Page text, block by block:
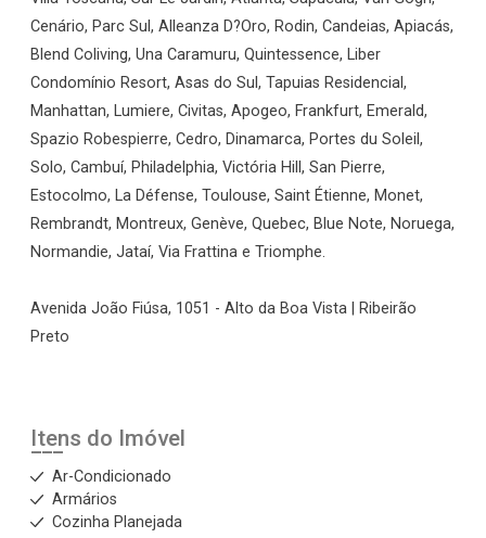
Cenário, Parc Sul, Alleanza D?Oro, Rodin, Candeias, Apiacás,
Blend Coliving, Una Caramuru, Quintessence, Liber
Condomínio Resort, Asas do Sul, Tapuias Residencial,
Manhattan, Lumiere, Civitas, Apogeo, Frankfurt, Emerald,
Spazio Robespierre, Cedro, Dinamarca, Portes du Soleil,
Solo, Cambuí, Philadelphia, Victória Hill, San Pierre,
Estocolmo, La Défense, Toulouse, Saint Étienne, Monet,
Rembrandt, Montreux, Genève, Quebec, Blue Note, Noruega,
Normandie, Jataí, Via Frattina e Triomphe.
Avenida João Fiúsa, 1051 - Alto da Boa Vista | Ribeirão
Preto
Itens do Imóvel
Ar-Condicionado
Armários
Cozinha Planejada